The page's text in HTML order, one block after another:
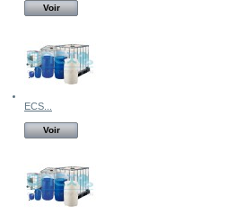
Voir
ECS...
Voir